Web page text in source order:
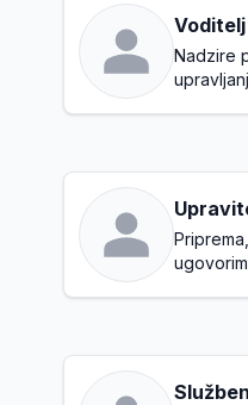
Nadzire